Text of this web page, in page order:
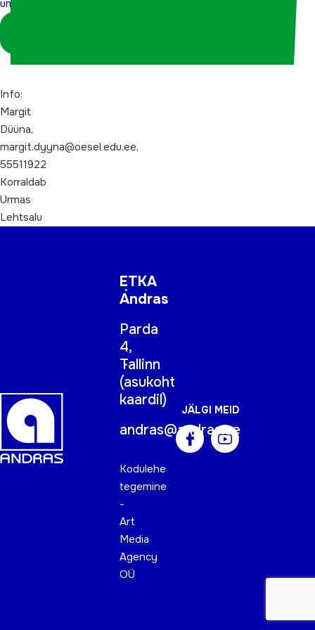
ümarlaud
Info:
Margit
Düüna,
margit.dyyna@oesel.edu.ee,
55511922
Korraldab
Urmas
Lehtsalu
ETKA
Andras
Parda
4,
Tallinn
(asukoht
kaardil)
andras@andras.ee
Kodulehe
tegemine
-
Art
Media
Agency
OÜ
JÄLGI MEID